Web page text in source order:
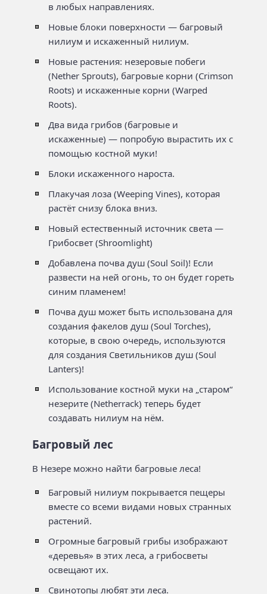
в любых направлениях.
Новые блоки поверхности — багровый
нилиум и искаженный нилиум.
Новые растения: незеровые побеги
(Nether Sprouts), багровые корни (Crimson
Roots) и искаженные корни (Warped
Roots).
Два вида грибов (багровые и
искаженные) — попробую вырастить их с
помощью костной муки!
Блоки искаженного нароста.
Плакучая лоза (Weeping Vines), которая
растёт снизу блока вниз.
Новый естественный источник света —
Грибосвет (Shroomlight)
Добавлена почва душ (Soul Soil)! Если
развести на ней огонь, то он будет гореть
синим пламенем!
Почва душ может быть использована для
создания факелов душ (Soul Torches),
которые, в свою очередь, используются
для создания Светильников душ (Soul
Lanters)!
Использование костной муки на „старом“
незерите (Netherrack) теперь будет
создавать нилиум на нём.
Багровый лес
В Незере можно найти багровые леса!
Багровый нилиум покрывается пещеры
вместе со всеми видами новых странных
растений.
Огромные багровый грибы изображают
«деревья» в этих леса, а грибосветы
освещают их.
Свинотопы любят эти леса.